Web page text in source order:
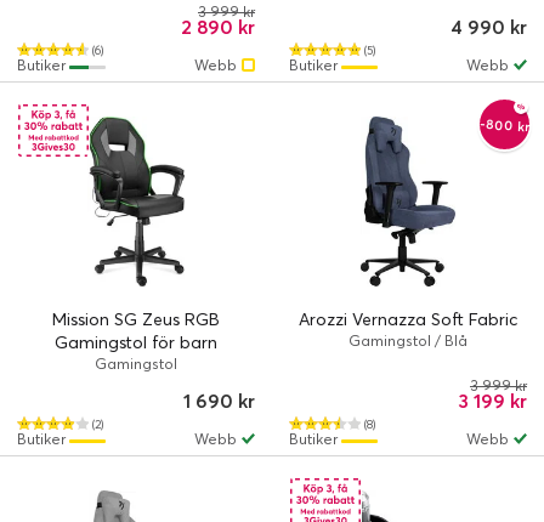
(6)
2 890 kr
3 999 kr
Webb
Butiker
(5)
4 990 kr
Webb
Butiker
Mission SG Zeus RGB
Gamingstol för barn
Gamingstol
(2)
1 690 kr
Webb
Butiker
-800 kr
Arozzi Vernazza Soft Fabric
Gamingstol / Blå
(8)
3 199 kr
3 999 kr
Webb
Butiker